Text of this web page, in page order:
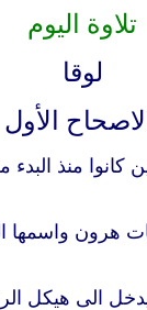
تلاوة اليوم
لوقا
الاصحاح الأول